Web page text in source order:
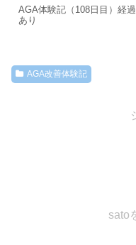
AGA体験記（108日目）経
あり
AGA改善体験記
sato